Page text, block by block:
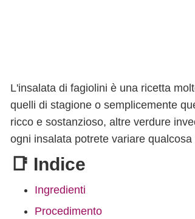
L'insalata di fagiolini è una ricetta
quelli di stagione o semplicemente
ricco e sostanzioso, altre verdure
ogni insalata potrete variare
📑 Indice
Ingredienti
Procedimento